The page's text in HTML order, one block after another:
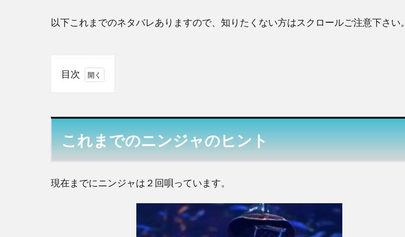
以下これまでのネタバレありますので、知りたくない方はスクロールご注意下さい。
目次
1
れ
で
ン
ジ
これまでのニンジャのヒント
現在までにニンジャは２回唄っています。